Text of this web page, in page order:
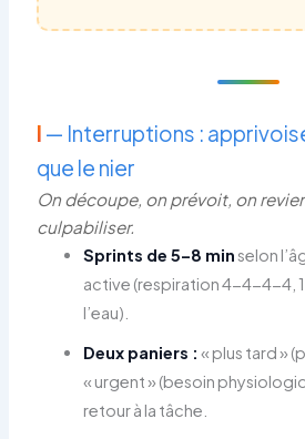
I — Interruptions :
que le nier
On découpe, on prévoit, on
culpabiliser.
Sprints de 5–8 minselon
active (respiration 4-4-4-4,
l’eau).
Deux paniers : « plus tard »
« urgent » (besoin
retour à la tâche.